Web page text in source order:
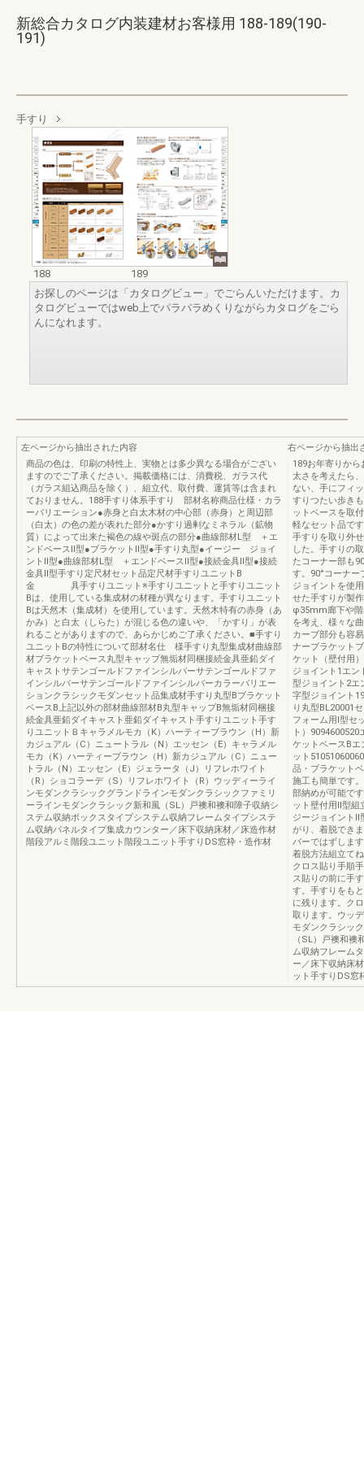
新総合カタログ内装建材お客様用 188-189(190-
191)
手すり
188
189
お探しのページは「カタログビュー」でごらんいただけます。カ
タログビューではweb上でパラパラめくりながらカタログをごら
んになれます。
左ページから抽出された内容
商品の色は、印刷の特性上、実物とは多少異なる場合がござい
ますのでご了承ください。掲載価格には、消費税、ガラス代
（ガラス組込商品を除く）、組立代、取付費、運賃等は含まれ
ておりません。188手すり体系手すり 部材名称商品仕様・カラ
ーバリエーション●赤身と白太木材の中心部（赤身）と周辺部
（白太）の色の差が表れた部分●かすり過剰なミネラル（鉱物
質）によって出来た褐色の線や斑点の部分●曲線部材L型 ＋エ
ンドベースⅡ型●ブラケットⅡ型●手すり丸型●イージー ジョイ
ントⅡ型●曲線部材L型 ＋エンドベースⅡ型●接続金具Ⅱ型●接続
金具Ⅱ型手すり定尺材セット品定尺材手すりユニットB
金 具手すりユニット※手すりユニットと手すりユニット
Bは、使用している集成材の材種が異なります。手すりユニット
Bは天然木（集成材）を使用しています。天然木特有の赤身（あ
かみ）と白太（しらた）が混じる色の違いや、「かすり」が表
れることがありますので、あらかじめご了承ください。■手すり
ユニットBの特性について部材名仕 様手すり丸型集成材曲線部
材ブラケットベース丸型キャップ無垢材同梱接続金具亜鉛ダイ
キャストサテンゴールドファインシルバーサテンゴールドファ
インシルバーサテンゴールドファインシルバーカラーバリエー
ションクラシックモダンセット品集成材手すり丸型Bブラケット
ベースB上記以外の部材曲線部材B丸型キャップB無垢材同梱接
続金具亜鉛ダイキャスト亜鉛ダイキャスト手すりユニット手す
りユニットＢキャラメルモカ（K）ハーティーブラウン（H）新
カジュアル（C）ニュートラル（N）エッセン（E）キャラメル
モカ（K）ハーティーブラウン（H）新カジュアル（C）ニュー
トラル（N）エッセン（E）ジェラータ（J）リフレホワイト
（R）ショコラーデ（S）リフレホワイト（R）ウッディーライ
ンモダンクラシックグランドラインモダンクラシックファミリ
ーラインモダンクラシック新和風（SL）戸襖和襖和障子収納シ
ステム収納ボックスタイプシステム収納フレームタイプシステ
ム収納パネルタイプ集成カウンター／床下収納床材／床造作材
階段アルミ階段ユニット階段ユニット手すりDS窓枠・造作材
右ページから抽出
189お年寄りか
太さを考えたら
ない、手にフィ
すりつたい歩き
ットベースを取
軽なセット品で
手すりを取り外
した。手すりの
たコーナー部も
す。90°コーナー
ジョイントを使
せた手すりが製
φ35mm廊下や階
を考え、様々な
カーブ部分も容
ナーブラケット
ケット（壁付用
ジョイント1エン
型ジョイント2エ
字型ジョイント
り丸型BL20001
フォーム用Ⅰ型セ
ト）
ケットベースBエ
ット
品・ブラケット
施工も簡単です
部納めが可能で
ット壁付用Ⅱ型
ジージョイントⅡ
がり、着脱でき
バーではずしま
着脱方法組立て
クロス貼り手順
ス貼りの前に手
す。手すりをも
に残ります。ク
取ります。ウッ
モダンクラシッ
（SL）戸襖和襖
ム収納フレーム
ー／床下収納床
ット手すりDS窓